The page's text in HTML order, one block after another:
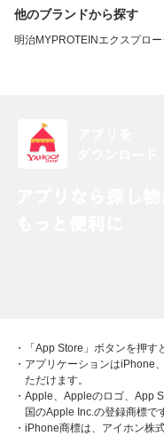
他のブランドから探す
明治MYPROTEIN エクスプロ
・「App Store」ボタンを押す
・アプリケーションはiPhone
ただけます。
・Apple、Appleのロゴ、App
国のApple Inc.の登録商標で
・iPhone商標は、アイホン株